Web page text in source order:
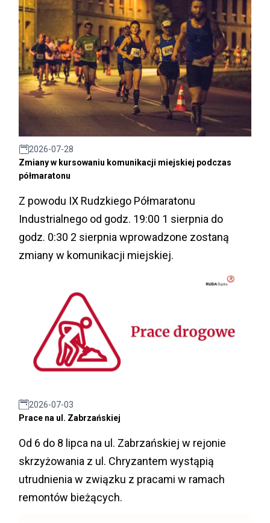
2026-07-28
Zmiany w kursowaniu komunikacji miejskiej podczas
półmaratonu
Z powodu IX Rudzkiego Półmaratonu
Industrialnego od godz. 19:00 1 sierpnia do
godz. 0:30 2 sierpnia wprowadzone zostaną
zmiany w komunikacji miejskiej.
2026-07-03
Prace na ul. Zabrzańskiej
Od 6 do 8 lipca na ul. Zabrzańskiej w rejonie
skrzyżowania z ul. Chryzantem wystąpią
utrudnienia w związku z pracami w ramach
remontów bieżących.